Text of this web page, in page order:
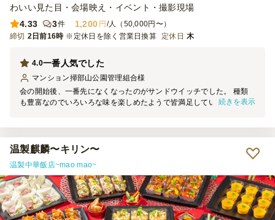
わいい見た目・会場映え・イベント・撮影現場
4.33
3件 1,200 円/人（50,000円〜）
締切 2日前16時 ※定休日を除く営業日換算 定休日 木
一番人気でした
4.0
マンション掃部山公園管理組合様
会の開始後、一番先になくなったのがサンドウイッチでした。 種類
も豊富なのでいろいろな味を楽しめたようで皆満足していました た
続きを表示
温製麒麟〜キリン〜
温製中華飯店~mao mao~